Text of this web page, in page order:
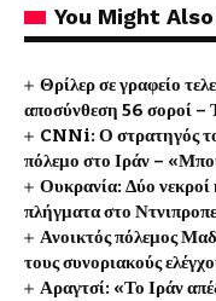
You Might
Θρίλερ σε γραφείο
αποσύνθεση 56 σοροί –
CNNi: Ο στρατηγός
πόλεμο στο Ιράν –
Ουκρανία: Δύο νεκροί
πλήγματα στο
Ανοικτός πόλεμος
τους συνοριακούς
Αραγτσί: «Το Ιράν